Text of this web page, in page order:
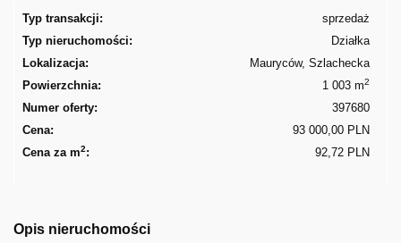
Typ transakcji:
sprzedaż
Typ nieruchomości:
Działka
Lokalizacja:
Mauryców, Szlachecka
Powierzchnia:
1 003 m2
Numer oferty:
397680
Cena:
93 000,00 PLN
Cena za m2: 92,72 PLN
Opis nieruchomości